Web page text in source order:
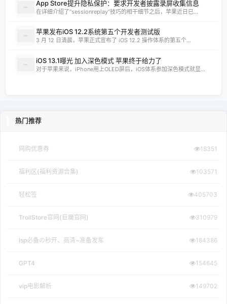
App Store提升隐私保护：要求开发者披露录屏收集信息
在详细介绍了“sessionreplay”技巧的相干细节之后，苹果近日已...
苹果发布iOS 12.2系统第五个开发者测试版
3 月 12 日清晨，苹果正式宣布了 iOS 12.2 操作体系的第五个...
iOS 13.1曝光 加入深色模式 苹果终于给力了
对于苹果来说，iPhone用上OLED屏后，iOS体系参加深色模式就显...
热门推荐
网购优惠券 18351
福利区(福利资源合集) 103571
轻松签 405703
TrollStore官网(巨魔官网) 310979
lsp必备の秒开、高清~准备发车 184386
GPT4 154645
vip电影解析 149702